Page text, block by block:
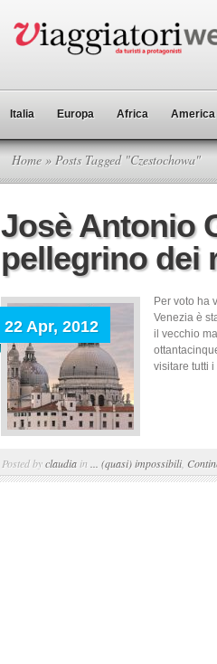
Italia Europa Africa America
Home » Posts Tagged "Czestochowa"
Josè Antonio
pellegrino dei
22 Apr, 2012
Per voto ha
Venezia è
il vecchio
visitare tutti
Posted byclaudia in ... (quasi) impossibili,